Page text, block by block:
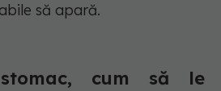
să apară.
cum să le